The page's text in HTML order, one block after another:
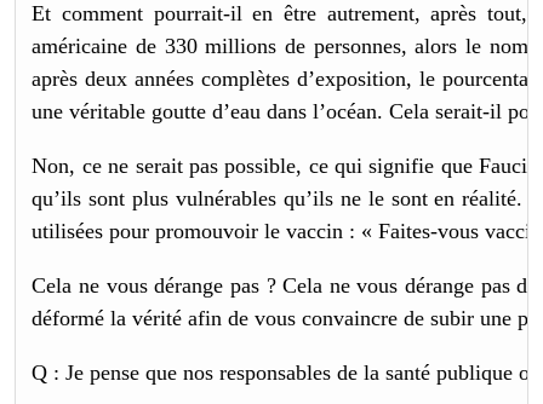
Et comment pourrait-il en être autrement, après tout,
américaine de 330 millions de personnes, alors le
après deux années complètes d’exposition, le
une véritable goutte d’eau dans l’océan. Cela serait-il
Non, ce ne serait pas possible, ce qui signifie que Fauci
qu’ils sont plus vulnérables qu’ils ne le sont en réalité.
utilisées pour promouvoir le vaccin : « Faites-vous
Cela ne vous dérange pas ? Cela ne vous dérange pas
déformé la vérité afin de vous convaincre de subir une
Q : Je pense que nos responsables de la santé publique